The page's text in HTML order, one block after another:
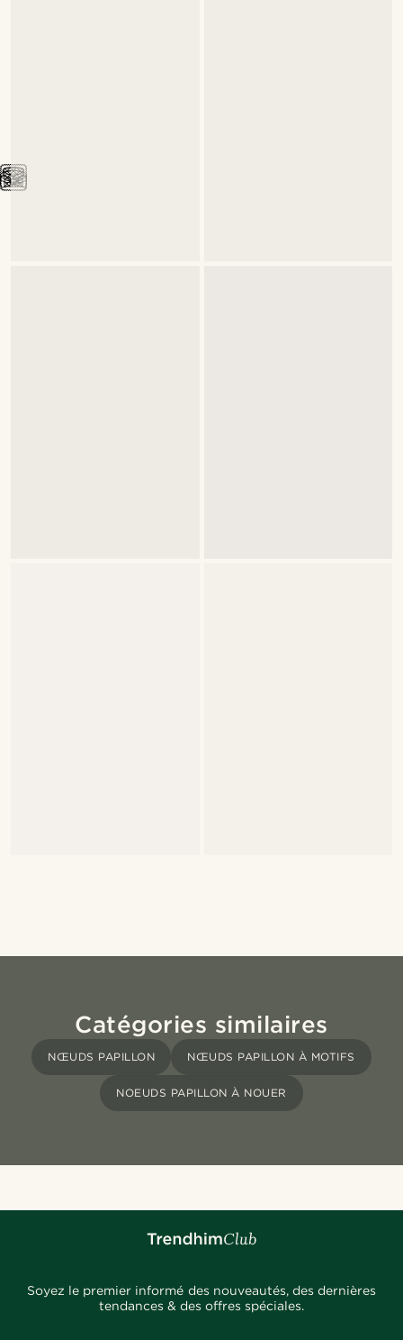
Catégories similaires
NŒUDS PAPILLON NŒUDS PAPILLON À MOTIFS
NOEUDS PAPILLON À NOUER
Soyez le premier informé des nouveautés, des dernières
tendances & des offres spéciales.